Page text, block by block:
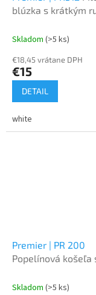
blúzka s krátkým
Skladom (>5 ks)
€18,45 vrátane DPH
€15
DETAIL
white
Premier | PR 200
Popelínová košeľa
Skladom (>5 ks)